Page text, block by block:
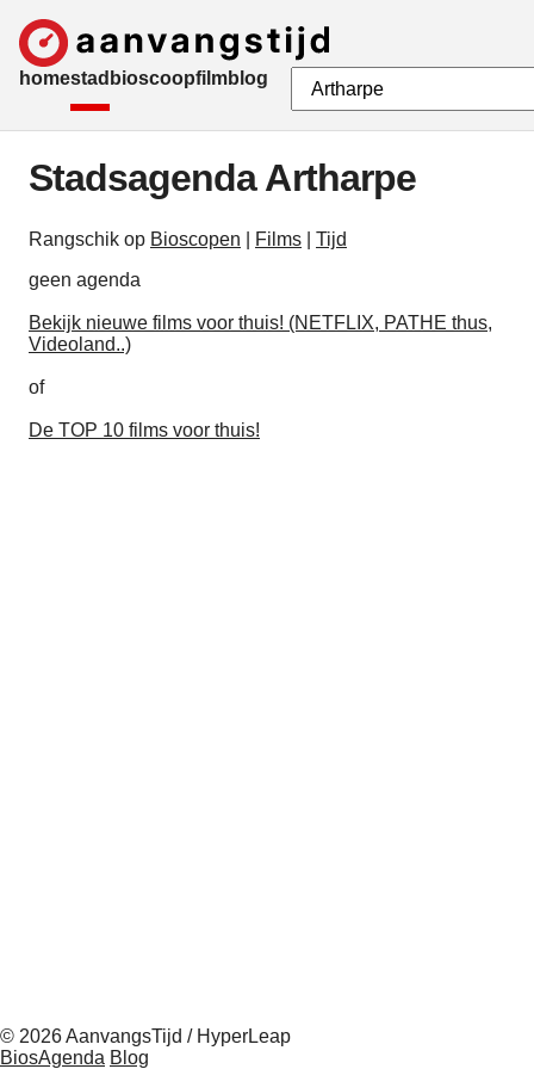
homestad bioscoopfilmblog
Stadsagenda Artharpe
Rangschik op Bioscopen Films
Tijd
geen agenda
Bekijk nieuwe films voor thuis! (NETFLIX, PATHE thus,
Videoland..)
of
De TOP 10 films voor thuis!
© 2026 AanvangsTijd / HyperLeap
BiosAgenda Blog